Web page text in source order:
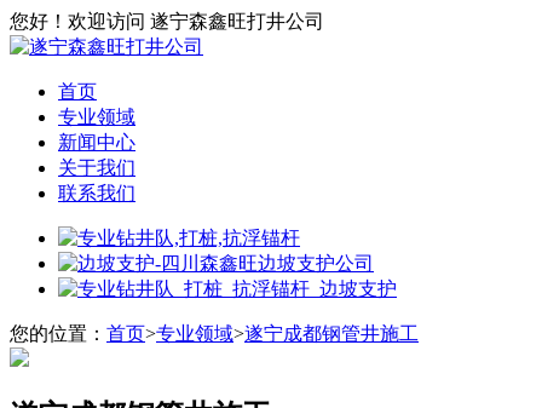
您好！欢迎访问 遂宁森鑫旺打井公司
首页
专业领域
新闻中心
关于我们
联系我们
您的位置： 首页>专业领域>遂宁成都钢管井施工